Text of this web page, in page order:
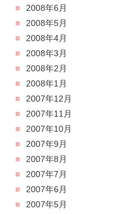
2008年6月
2008年5月
2008年4月
2008年3月
2008年2月
2008年1月
2007年12月
2007年11月
2007年10月
2007年9月
2007年8月
2007年7月
2007年6月
2007年5月